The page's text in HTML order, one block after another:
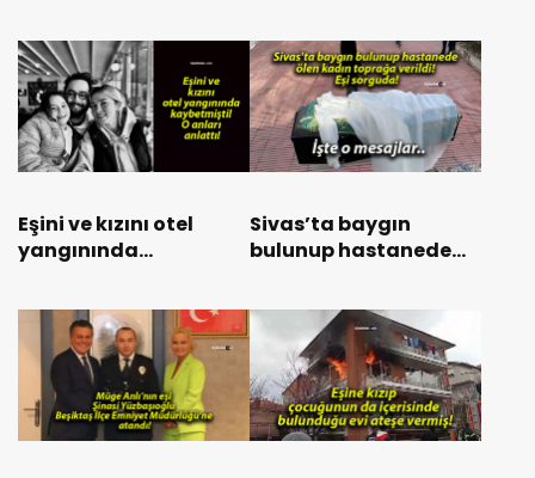
Geliyor!
Eşini ve kızını otel
yangınında
anlattı!
Sivas’ta baygın
bulunup hastanede
verildi! Eşi sorguda!